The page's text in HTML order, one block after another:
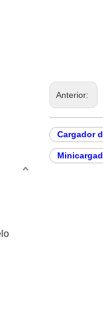
Anterior:
Cargador